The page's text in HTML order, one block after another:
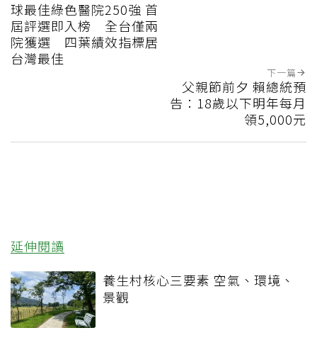
球最佳綠色醫院250強 首
屆評選即入榜 全台僅兩
院獲選 四葉績效指標居
台灣最佳
下一篇
父親節前夕 賴總統預
告：18歲以下明年每月
領5,000元
延伸閱讀
養生村核心三要素 空氣、環境、
景觀